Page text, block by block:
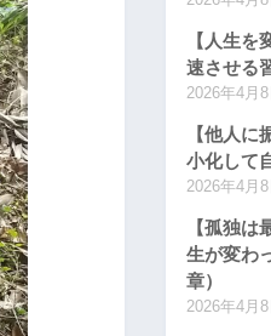
【人生
速させる
2026年4月8
【他人
小化して
2026年4月8
【孤独
生が変わ
章）
2026年4月8